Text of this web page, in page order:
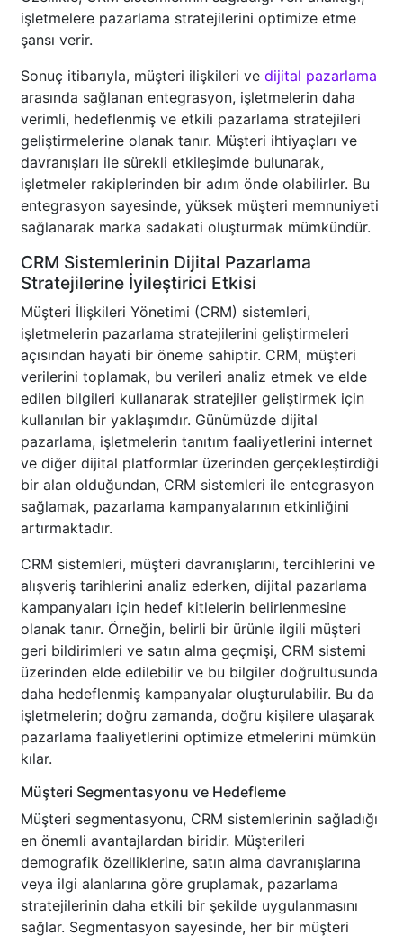
işletmelere pazarlama stratejilerini optimize etme
şansı verir.
Sonuç itibarıyla, müşteri ilişkileri ve dijital pazarlama
arasında sağlanan entegrasyon, işletmelerin daha
verimli, hedeflenmiş ve etkili pazarlama stratejileri
geliştirmelerine olanak tanır. Müşteri ihtiyaçları ve
davranışları ile sürekli etkileşimde bulunarak,
işletmeler rakiplerinden bir adım önde olabilirler. Bu
entegrasyon sayesinde, yüksek müşteri memnuniyeti
sağlanarak marka sadakati oluşturmak mümkündür.
CRM Sistemlerinin Dijital Pazarlama
Stratejilerine İyileştirici Etkisi
Müşteri İlişkileri Yönetimi (CRM) sistemleri,
işletmelerin pazarlama stratejilerini geliştirmeleri
açısından hayati bir öneme sahiptir. CRM, müşteri
verilerini toplamak, bu verileri analiz etmek ve elde
edilen bilgileri kullanarak stratejiler geliştirmek için
kullanılan bir yaklaşımdır. Günümüzde dijital
pazarlama, işletmelerin tanıtım faaliyetlerini internet
ve diğer dijital platformlar üzerinden gerçekleştirdiği
bir alan olduğundan, CRM sistemleri ile entegrasyon
sağlamak, pazarlama kampanyalarının etkinliğini
artırmaktadır.
CRM sistemleri, müşteri davranışlarını, tercihlerini ve
alışveriş tarihlerini analiz ederken, dijital pazarlama
kampanyaları için hedef kitlelerin belirlenmesine
olanak tanır. Örneğin, belirli bir ürünle ilgili müşteri
geri bildirimleri ve satın alma geçmişi, CRM sistemi
üzerinden elde edilebilir ve bu bilgiler doğrultusunda
daha hedeflenmiş kampanyalar oluşturulabilir. Bu da
işletmelerin; doğru zamanda, doğru kişilere ulaşarak
pazarlama faaliyetlerini optimize etmelerini mümkün
kılar.
Müşteri Segmentasyonu ve Hedefleme
Müşteri segmentasyonu, CRM sistemlerinin sağladığı
en önemli avantajlardan biridir. Müşterileri
demografik özelliklerine, satın alma davranışlarına
veya ilgi alanlarına göre gruplamak, pazarlama
stratejilerinin daha etkili bir şekilde uygulanmasını
sağlar. Segmentasyon sayesinde, her bir müşteri